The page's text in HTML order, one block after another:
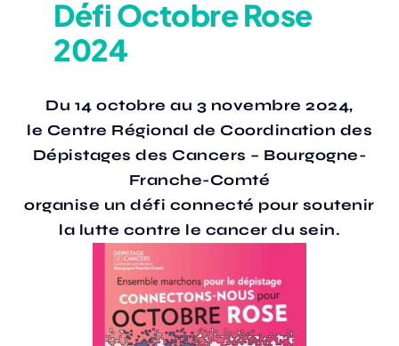
Annuaire
Défi Octobre Rose
2024
Du 14 octobre au 3 novembre 2024,
le Centre Régional de Coordination des
Dépistages des Cancers – Bourgogne-
Franche-Comté
organise un défi connecté pour soutenir
la lutte contre le cancer du sein.